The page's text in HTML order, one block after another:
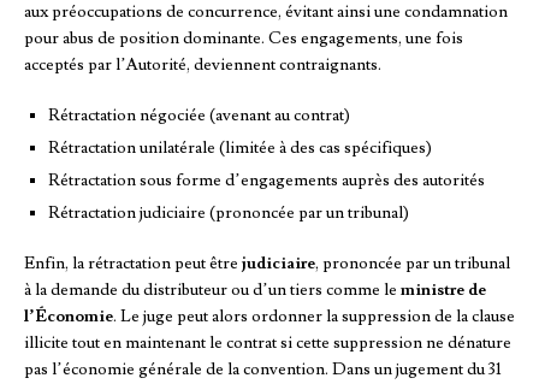
aux préoccupations de concurrence, évitant ainsi une condamnation
pour abus de position dominante. Ces engagements, une fois
acceptés par l’Autorité, deviennent contraignants.
Rétractation négociée (avenant au contrat)
Rétractation unilatérale (limitée à des cas spécifiques)
Rétractation sous forme d’engagements auprès des autorités
Rétractation judiciaire (prononcée par un tribunal)
Enfin, la rétractation peut être judiciaire, prononcée par un tribunal
à la demande du distributeur ou d’un tiers comme le ministre de
l’Économie. Le juge peut alors ordonner la suppression de la clause
illicite tout en maintenant le contrat si cette suppression ne dénature
pas l’économie générale de la convention. Dans un jugement du 31